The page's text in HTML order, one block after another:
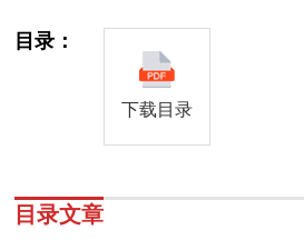
目录：
下载目录
目录文章